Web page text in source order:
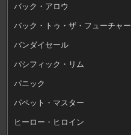
バック・アロウ
バック・トゥ・ザ・フューチャー
バンダイセール
パシフィック・リム
パニック
パペット・マスター
ヒーロー・ヒロイン